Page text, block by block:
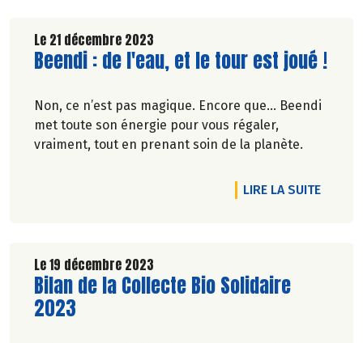
qui doivent eux aussi arbitrer en fin de mois sur
les achats du quotidien. Alors comment faire
pour éviter de tomber dans le rouge tout en
économie sociale et solidaire. Partageons la
valeur !
Le 21 décembre 2023
Lire la suite de l'article
Beendi : de l'eau, et le tour est joué !
Non, ce n’est pas magique. Encore que… Beendi
met toute son énergie pour vous régaler,
vraiment, tout en prenant soin de la planète.
LIRE LA SUITEDE
Le 19 décembre 2023
Lire la suite de l'article
Bilan de la Collecte Bio Solidaire
2023